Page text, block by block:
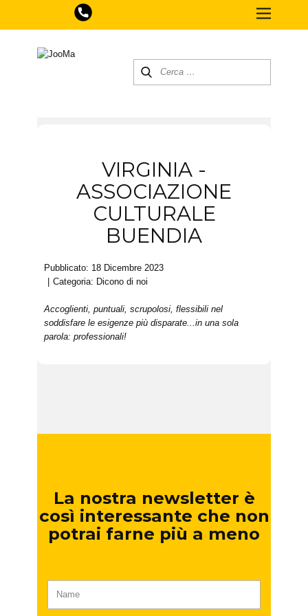
VIRGINIA -
ASSOCIAZIONE
CULTURALE
BUENDIA
Pubblicato: 18 Dicembre 2023
Categoria: Dicono di noi
Accoglienti, puntuali, scrupolosi, flessibili nel
soddisfare le esigenze più disparate...in una sola
parola: professionali!
La nostra newsletter è
così interessante che non
potrai farne più a meno